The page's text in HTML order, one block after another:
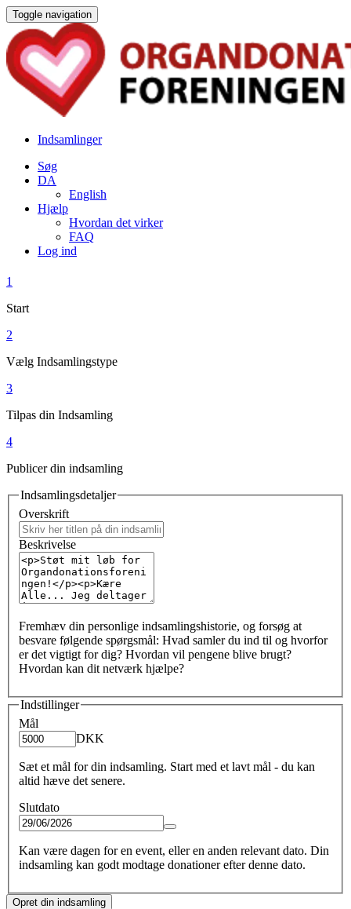
Toggle navigation
Indsamlinger
Søg
DA
English
Hjælp
Hvordan det virker
FAQ
Log ind
1
Start
2
Vælg Indsamlingstype
3
Tilpas din Indsamling
4
Publicer din indsamling
Indsamlingsdetaljer
Overskrift
Beskrivelse
Fremhæv din personlige indsamlingshistorie, og forsøg at
besvare følgende spørgsmål: Hvad samler du ind til og hvorfor
er det vigtigt for dig? Hvordan vil pengene blive brugt?
Hvordan kan dit netværk hjælpe?
Indstillinger
Mål
DKK
Sæt et mål for din indsamling. Start med et lavt mål - du kan
altid hæve det senere.
Slutdato
Kan være dagen for en event, eller en anden relevant dato. Din
indsamling kan godt modtage donationer efter denne dato.
Opret din indsamling